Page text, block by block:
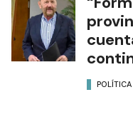
POLÍTICA